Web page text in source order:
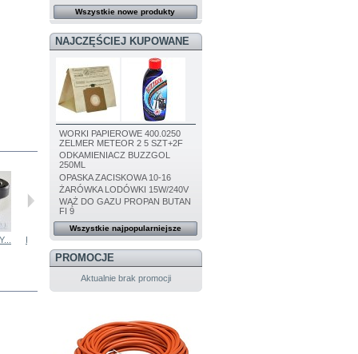
KORPUS POMPY... SILNIK POMPY... FILTR POMPY...
Wszystkie nowe produkty
NAJCZĘŚCIEJ KUPOWANE
WORKI PAPIEROWE 400.0250
ZELMER METEOR 2 5 SZT+2F
ODKAMIENIACZ BUZZGOL
250ML
OPASKA ZACISKOWA 10-16
ŻARÓWKA LODÓWKI 15W/240V
WĄŻ DO GAZU PROPAN BUTAN
FI 9
Wszystkie najpopularniejsze
PROMOCJE
Aktualnie brak promocji